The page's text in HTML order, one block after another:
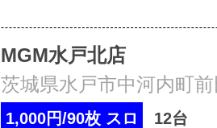
MGM水戸北店
茨城県水戸市中河内町
1,000円/90枚 スロ 12台